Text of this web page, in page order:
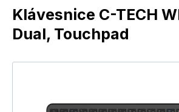
Klávesnice C-TECH
Dual, Touchpad